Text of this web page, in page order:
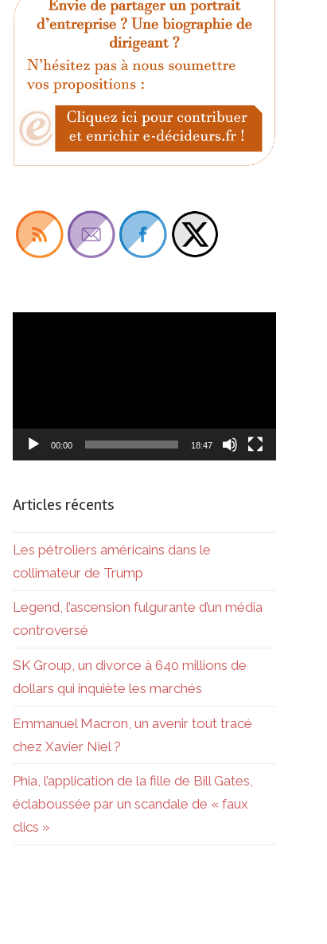
00:00 18:47
Articles récents
Les pétroliers américains dans le
collimateur de Trump
Legend, l’ascension fulgurante d’un média
controversé
SK Group, un divorce à 640 millions de
dollars qui inquiète les marchés
Emmanuel Macron, un avenir tout tracé
chez Xavier Niel ?
Phia, l’application de la fille de Bill Gates,
éclaboussée par un scandale de « faux
clics »